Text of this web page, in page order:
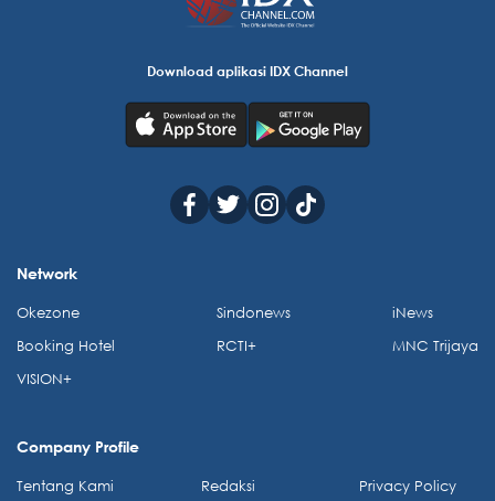
Download aplikasi IDX Channel
Network
Okezone
Booking Hotel
VISION+
Sindonews
RCTI+
iNews
MNC Trijaya
Company Profile
Tentang Kami Redaksi Privacy Policy